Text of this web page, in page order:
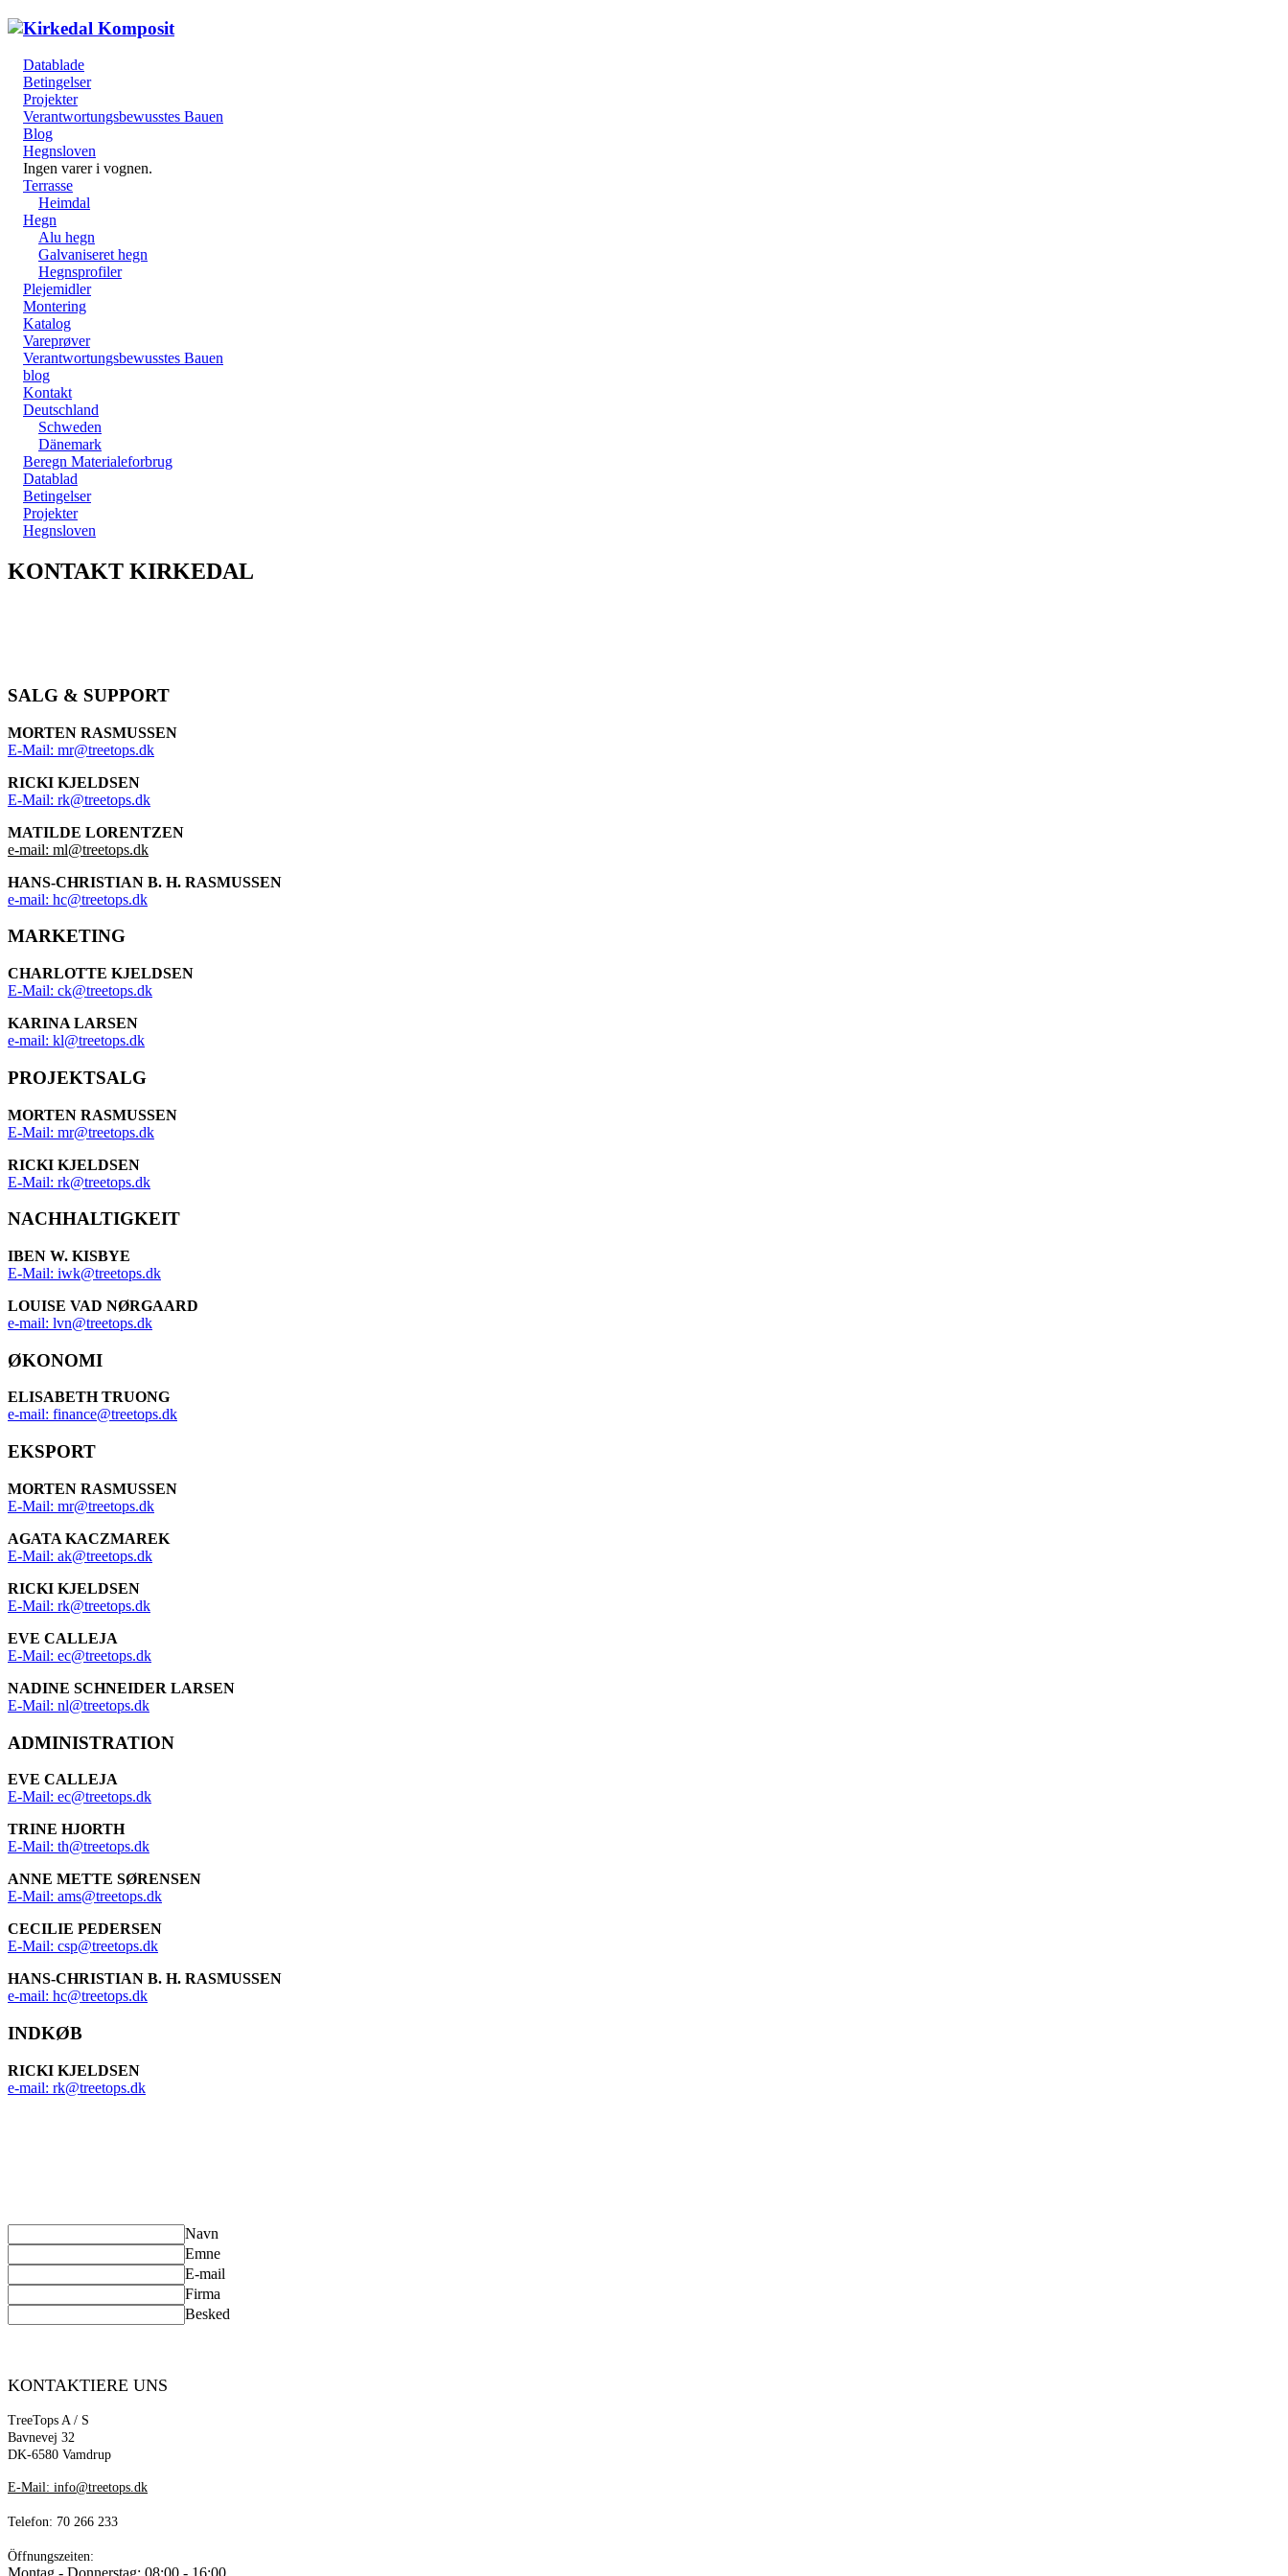
Datablade
Betingelser
Projekter
Verantwortungsbewusstes Bauen
Blog
Hegnsloven
Ingen varer i vognen.
Terrasse
Heimdal
Hegn
Alu hegn
Galvaniseret hegn
Hegnsprofiler
Plejemidler
Montering
Katalog
Vareprøver
Verantwortungsbewusstes Bauen
blog
Kontakt
Deutschland
Schweden
Dänemark
Beregn Materialeforbrug
Datablad
Betingelser
Projekter
Hegnsloven
KONTAKT KIRKEDAL
SALG & SUPPORT
MORTEN RASMUSSEN
E-Mail: mr@treetops.dk
RICKI KJELDSEN
E-Mail: rk@treetops.dk
MATILDE LORENTZEN
e-mail: ml@treetops.dk
HANS-CHRISTIAN B. H. RASMUSSEN
e-mail: hc@treetops.dk
MARKETING
CHARLOTTE KJELDSEN
E-Mail: ck@treetops.dk
KARINA LARSEN
e-mail: kl@treetops.dk
PROJEKTSALG
MORTEN RASMUSSEN
E-Mail: mr@treetops.dk
RICKI KJELDSEN
E-Mail: rk@treetops.dk
NACHHALTIGKEIT
IBEN W. KISBYE
E-Mail: iwk@treetops.dk
LOUISE VAD NØRGAARD
e-mail: lvn@treetops.dk
ØKONOMI
ELISABETH TRUONG
e-mail: finance@treetops.dk
EKSPORT
MORTEN RASMUSSEN
E-Mail: mr@treetops.dk
AGATA KACZMAREK
E-Mail: ak@treetops.dk
RICKI KJELDSEN
E-Mail: rk@treetops.dk
EVE CALLEJA
E-Mail: ec@treetops.dk
NADINE SCHNEIDER LARSEN
E-Mail: nl@treetops.dk
ADMINISTRATION
EVE CALLEJA
E-Mail: ec@treetops.dk
TRINE HJORTH
E-Mail: th@treetops.dk
ANNE METTE SØRENSEN
E-Mail: ams@treetops.dk
CECILIE PEDERSEN
E-Mail: csp@treetops.dk
HANS-CHRISTIAN B. H. RASMUSSEN
e-mail: hc@treetops.dk
INDKØB
RICKI KJELDSEN
e-mail: rk@treetops.dk
Navn
Emne
E-mail
Firma
Besked
KONTAKTIERE UNS
TreeTops A / S
Bavnevej 32
DK-6580 Vamdrup
E-Mail: info@treetops.dk
Telefon: 70 266 233
Öffnungszeiten: